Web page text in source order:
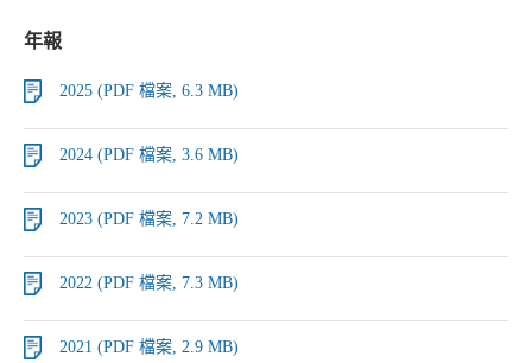
年報
2025 (PDF 檔案, 6.3 MB)
2024 (PDF 檔案, 3.6 MB)
2023 (PDF 檔案, 7.2 MB)
2022 (PDF 檔案, 7.3 MB)
2021 (PDF 檔案, 2.9 MB)